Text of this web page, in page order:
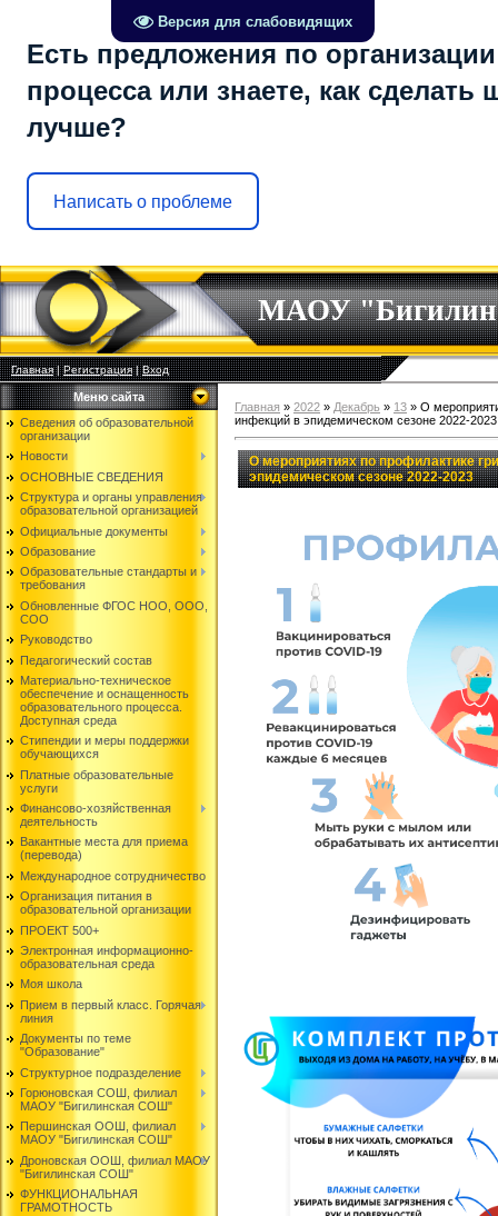
Версия для слабовидящих
Есть предложения по
процесса или знаете, как сделать
лучше?
Написать о проблеме
МАОУ
Главная|Регистрация|Вход
Меню сайта
Сведения об образовательной
организации
Новости
ОСНОВНЫЕ СВЕДЕНИЯ
Структура и органы управления
образовательной организацией
Официальные документы
Образование
Образовательные стандарты и
требования
Обновленные ФГОС НОО, ООО,
СОО
Руководство
Педагогический состав
Материально-техническое
обеспечение и оснащенность
образовательного процесса.
Доступная среда
Стипендии и меры поддержки
обучающихся
Платные образовательные
услуги
Финансово-хозяйственная
деятельность
Вакантные места для приема
(перевода)
Международное сотрудничество
Организация питания в
образовательной организации
ПРОЕКТ 500+
Электронная информационно-
образовательная среда
Моя школа
Прием в первый класс. Горячая
линия
Документы по теме
"Образование"
Структурное подразделение
Горюновская СОШ, филиал
МАОУ "Бигилинская СОШ"
Першинская ООШ, филиал
МАОУ "Бигилинская СОШ"
Дроновская ООШ, филиал МАОУ
"Бигилинская СОШ"
ФУНКЦИОНАЛЬНАЯ
ГРАМОТНОСТЬ
Главная » 2022 » Декабрь » 13 » О
инфекций в эпидемическом сезоне 2022-2023
О мероприятиях по профилактике
эпидемическом сезоне 2022-2023